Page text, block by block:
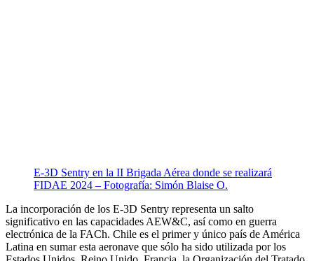
E-3D Sentry en la II Brigada Aérea donde se realizará
FIDAE 2024 – Fotografía: Simón Blaise O.
La incorporación de los E-3D Sentry representa un salto
significativo en las capacidades AEW&C, así como en guerra
electrónica de la FACh. Chile es el primer y único país de América
Latina en sumar esta aeronave que sólo ha sido utilizada por los